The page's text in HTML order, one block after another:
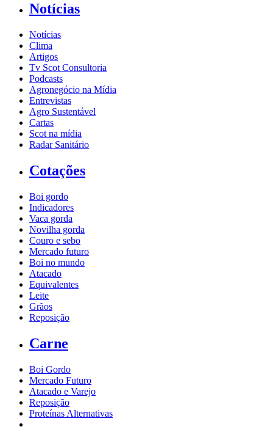
Notícias
Notícias
Clima
Artigos
Tv Scot Consultoria
Podcasts
Agronegócio na Mídia
Entrevistas
Agro Sustentável
Cartas
Scot na mídia
Radar Sanitário
Cotações
Boi gordo
Indicadores
Vaca gorda
Novilha gorda
Couro e sebo
Mercado futuro
Boi no mundo
Atacado
Equivalentes
Leite
Grãos
Reposição
Carne
Boi Gordo
Mercado Futuro
Atacado e Varejo
Reposição
Proteínas Alternativas